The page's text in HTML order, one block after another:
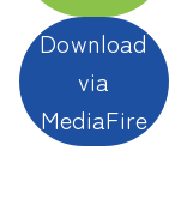
Download
via
MediaFire